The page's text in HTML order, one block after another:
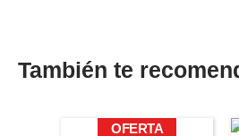
También te
OFERTA
El